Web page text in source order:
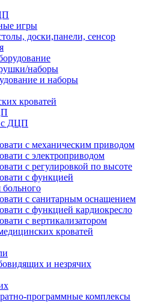
игры
доски,панели, сенсор
наборы
и наборы
кроватей
с ДЦП
с механическим приводом
с электроприводом
с регулировкой по высоте
с функцией
больного
с санитарным оснащением
с функцией кардиокресло
с вертикализатором
кроватей
и незрячих
программные комплексы